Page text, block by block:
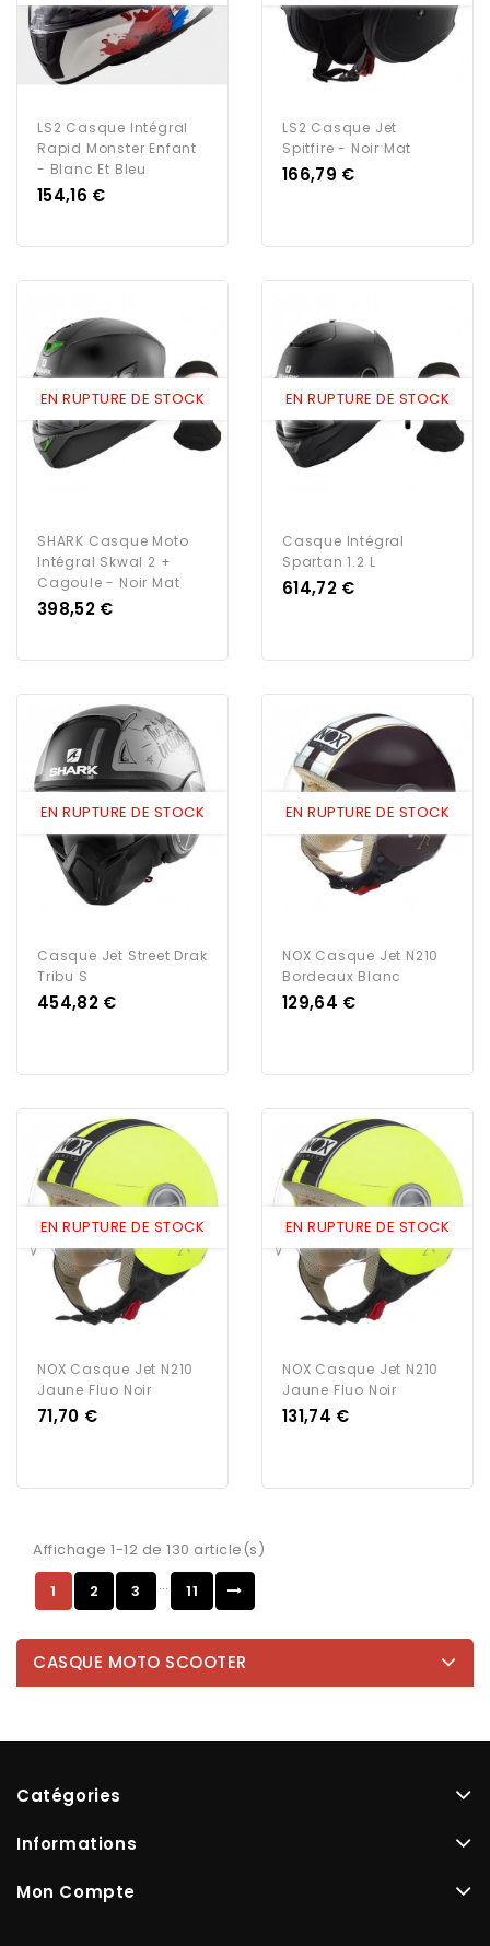
LS2 Casque Intégral
Rapid Monster Enfant
- Blanc Et Bleu
Prix
154,16 €
LS2 Casque Jet
Spitfire - Noir Mat
Prix
166,79 €
EN RUPTURE DE STOCK
SHARK Casque Moto
Intégral Skwal 2 +
Cagoule - Noir Mat
Prix
398,52 €
EN RUPTURE DE STOCK
Casque Intégral
Spartan 1.2 L
Prix
614,72 €
EN RUPTURE DE STOCK
Casque Jet Street Drak
Tribu S
Prix
454,82 €
EN RUPTURE DE STOCK
NOX Casque Jet N210
Bordeaux Blanc
Prix
129,64 €
EN RUPTURE DE STOCK
NOX Casque Jet N210
Jaune Fluo Noir
Prix
71,70 €
EN RUPTURE DE STOCK
NOX Casque Jet N210
Jaune Fluo Noir
Prix
131,74 €
Affichage 1-12 de 130 article(s)
1
2 3 … 11
CASQUE MOTO SCOOTER
Catégories
Informations
Mon Compte